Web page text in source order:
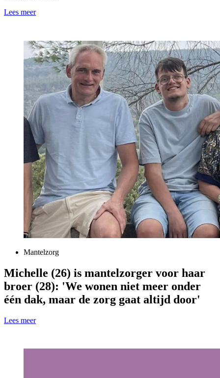
Lees meer
Mantelzorg
Michelle (26) is mantelzorger voor haar
broer (28): 'We wonen niet meer onder
één dak, maar de zorg gaat altijd door'
Lees meer